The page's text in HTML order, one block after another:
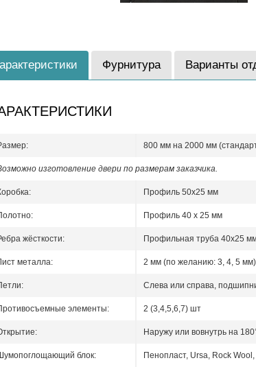
Фурнитура Варианты
800 мм на 2000 мм
изготовление двери по размерам заказчика.
Профиль 50x25 мм
Профиль 40 x 25 мм
жёсткости: Профильная труба 40х25
металла: 2 мм (по желанию: 3, 4, 5 мм)
Слева или справа,
элементы: 2 (3,4,5,6,7) шт
Наружу или вовнутрь на
блок: Пенопласт, Ursa, Rock